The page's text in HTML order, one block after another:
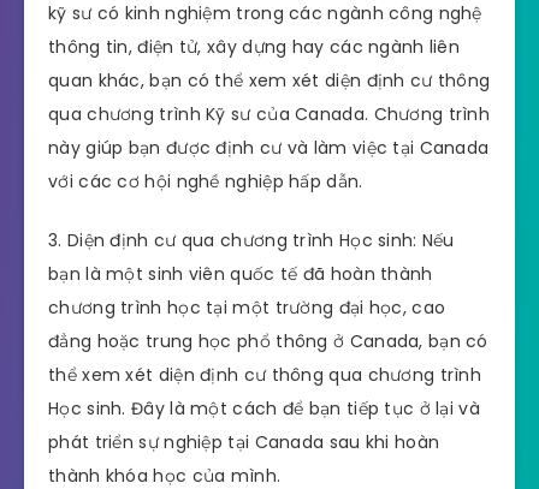
kỹ sư có kinh nghiệm trong các ngành công nghệ
thông tin, điện tử, xây dựng hay các ngành liên
quan khác, bạn có thể xem xét diện định cư thông
qua chương trình Kỹ sư của Canada. Chương trình
này giúp bạn được định cư và làm việc tại Canada
với các cơ hội nghề nghiệp hấp dẫn.
3. Diện định cư qua chương trình Học sinh: Nếu
bạn là một sinh viên quốc tế đã hoàn thành
chương trình học tại một trường đại học, cao
đẳng hoặc trung học phổ thông ở Canada, bạn có
thể xem xét diện định cư thông qua chương trình
Học sinh. Đây là một cách để bạn tiếp tục ở lại và
phát triển sự nghiệp tại Canada sau khi hoàn
thành khóa học của mình.